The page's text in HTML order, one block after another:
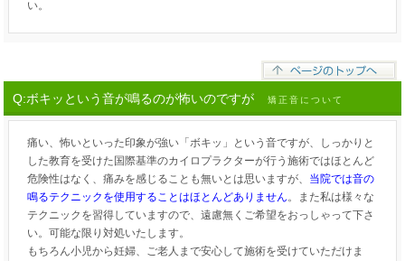
い。
Q:ボキッという音が鳴るのが怖いのですが 矯正音について
痛い、怖いといった印象が強い「ボキッ」という音ですが、しっかりと
した教育を受けた国際基準のカイロプラクターが行う施術ではほとんど
危険性はなく、痛みを感じることも無いとは思いますが、 当院では音の
鳴るテクニックを使用することはほとんどありません。また私は様々な
テクニックを習得していますので、遠慮無くご希望をおっしゃって下さ
い。可能な限り対処いたします。
もちろん小児から妊婦、ご老人まで安心して施術を受けていただけま